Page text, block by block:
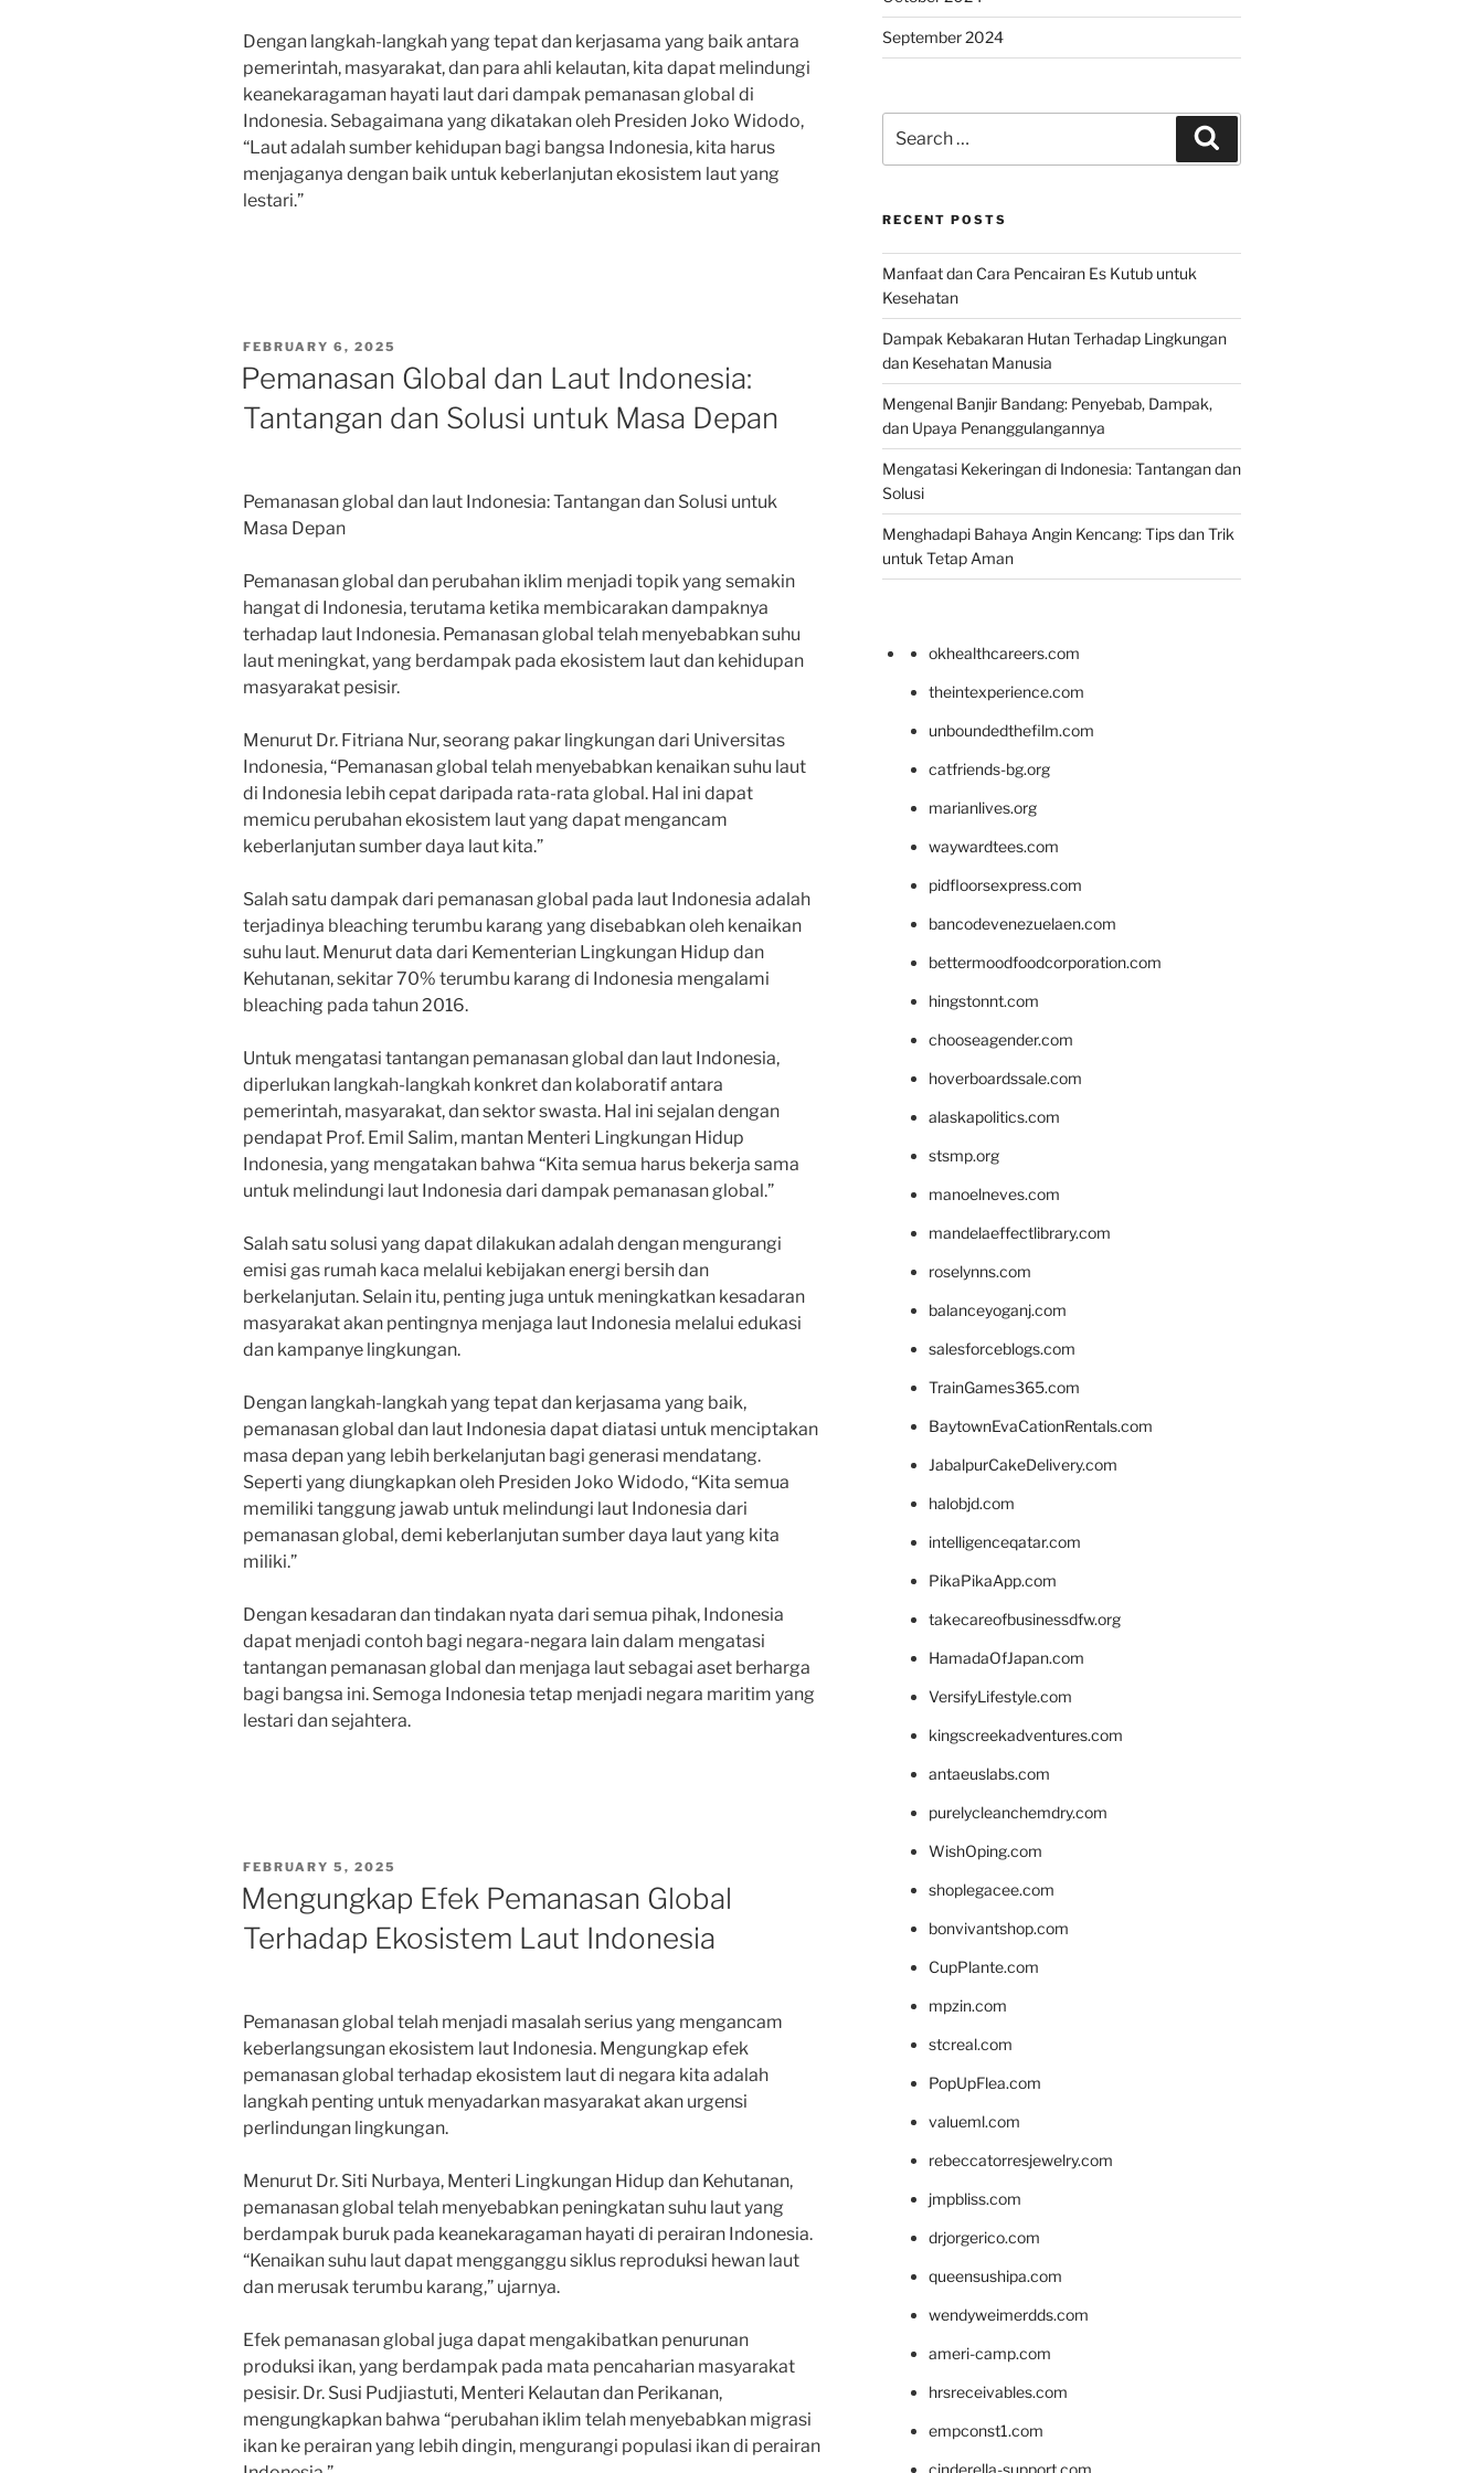
Dengan langkah-langkah yang tepat dan kerjasama yang baik antara
pemerintah, masyarakat, dan para ahli kelautan, kita dapat melindungi
keanekaragaman hayati laut dari dampak pemanasan global di
Indonesia. Sebagaimana yang dikatakan oleh Presiden Joko Widodo,
“Laut adalah sumber kehidupan bagi bangsa Indonesia, kita harus
menjaganya dengan baik untuk keberlanjutan ekosistem laut yang
lestari.”
POSTED
FEBRUARY 6, 2025
Pemanasan Global dan Laut Indonesia:
Tantangan dan Solusi untuk Masa Depan
Pemanasan global dan laut Indonesia: Tantangan dan Solusi untuk
Masa Depan
Pemanasan global dan perubahan iklim menjadi topik yang semakin
hangat di Indonesia, terutama ketika membicarakan dampaknya
terhadap laut Indonesia. Pemanasan global telah menyebabkan suhu
laut meningkat, yang berdampak pada ekosistem laut dan kehidupan
masyarakat pesisir.
Menurut Dr. Fitriana Nur, seorang pakar lingkungan dari Universitas
Indonesia, “Pemanasan global telah menyebabkan kenaikan suhu laut
di Indonesia lebih cepat daripada rata-rata global. Hal ini dapat
memicu perubahan ekosistem laut yang dapat mengancam
keberlanjutan sumber daya laut kita.”
Salah satu dampak dari pemanasan global pada laut Indonesia adalah
terjadinya bleaching terumbu karang yang disebabkan oleh kenaikan
suhu laut. Menurut data dari Kementerian Lingkungan Hidup dan
Kehutanan, sekitar 70% terumbu karang di Indonesia mengalami
bleaching pada tahun 2016.
Untuk mengatasi tantangan pemanasan global dan laut Indonesia,
diperlukan langkah-langkah konkret dan kolaboratif antara
pemerintah, masyarakat, dan sektor swasta. Hal ini sejalan dengan
pendapat Prof. Emil Salim, mantan Menteri Lingkungan Hidup
Indonesia, yang mengatakan bahwa “Kita semua harus bekerja sama
untuk melindungi laut Indonesia dari dampak pemanasan global.”
Salah satu solusi yang dapat dilakukan adalah dengan mengurangi
emisi gas rumah kaca melalui kebijakan energi bersih dan
berkelanjutan. Selain itu, penting juga untuk meningkatkan kesadaran
masyarakat akan pentingnya menjaga laut Indonesia melalui edukasi
dan kampanye lingkungan.
Dengan langkah-langkah yang tepat dan kerjasama yang baik,
pemanasan global dan laut Indonesia dapat diatasi untuk menciptakan
masa depan yang lebih berkelanjutan bagi generasi mendatang.
Seperti yang diungkapkan oleh Presiden Joko Widodo, “Kita semua
memiliki tanggung jawab untuk melindungi laut Indonesia dari
pemanasan global, demi keberlanjutan sumber daya laut yang kita
miliki.”
Dengan kesadaran dan tindakan nyata dari semua pihak, Indonesia
dapat menjadi contoh bagi negara-negara lain dalam mengatasi
tantangan pemanasan global dan menjaga laut sebagai aset berharga
bagi bangsa ini. Semoga Indonesia tetap menjadi negara maritim yang
lestari dan sejahtera.
POSTED
ON
FEBRUARY 5, 2025
Mengungkap Efek Pemanasan Global
Terhadap Ekosistem Laut Indonesia
Pemanasan global telah menjadi masalah serius yang mengancam
keberlangsungan ekosistem laut Indonesia. Mengungkap efek
pemanasan global terhadap ekosistem laut di negara kita adalah
langkah penting untuk menyadarkan masyarakat akan urgensi
perlindungan lingkungan.
Menurut Dr. Siti Nurbaya, Menteri Lingkungan Hidup dan Kehutanan,
pemanasan global telah menyebabkan peningkatan suhu laut yang
berdampak buruk pada keanekaragaman hayati di perairan Indonesia.
“Kenaikan suhu laut dapat mengganggu siklus reproduksi hewan laut
dan merusak terumbu karang,” ujarnya.
Efek pemanasan global juga dapat mengakibatkan penurunan
produksi ikan, yang berdampak pada mata pencaharian masyarakat
pesisir. Dr. Susi Pudjiastuti, Menteri Kelautan dan Perikanan,
mengungkapkan bahwa “perubahan iklim telah menyebabkan migrasi
ikan ke perairan yang lebih dingin, mengurangi populasi ikan di perairan
September 2024
for:
RECENT POSTS
Manfaat dan Cara Pencairan Es Kutub untuk
Kesehatan
Dampak Kebakaran Hutan Terhadap Lingkungan
dan Kesehatan Manusia
Mengenal Banjir Bandang: Penyebab, Dampak,
dan Upaya Penanggulangannya
Mengatasi Kekeringan di Indonesia: Tantangan dan
Solusi
Menghadapi Bahaya Angin Kencang: Tips dan Trik
untuk Tetap Aman
okhealthcareers.com
theintexperience.com
unboundedthefilm.com
catfriends-bg.org
marianlives.org
waywardtees.com
pidfloorsexpress.com
bancodevenezuelaen.com
bettermoodfoodcorporation.com
hingstonnt.com
chooseagender.com
hoverboardssale.com
alaskapolitics.com
stsmp.org
manoelneves.com
mandelaeffectlibrary.com
roselynns.com
balanceyoganj.com
salesforceblogs.com
TrainGames365.com
BaytownEvaCationRentals.com
JabalpurCakeDelivery.com
halobjd.com
intelligenceqatar.com
PikaPikaApp.com
takecareofbusinessdfw.org
HamadaOfJapan.com
VersifyLifestyle.com
kingscreekadventures.com
antaeuslabs.com
purelycleanchemdry.com
WishOping.com
shoplegacee.com
bonvivantshop.com
CupPlante.com
mpzin.com
stcreal.com
PopUpFlea.com
valueml.com
rebeccatorresjewelry.com
jmpbliss.com
drjorgerico.com
queensushipa.com
wendyweimerdds.com
ameri-camp.com
hrsreceivables.com
empconst1.com
cinderella-support.com